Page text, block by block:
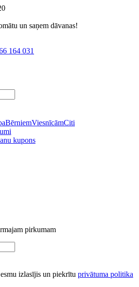
un saņem dāvanas!
164 031
BērniemViesnīcāmCiti
kupons
pirkumam
izlasījis un piekrītu privātuma politika